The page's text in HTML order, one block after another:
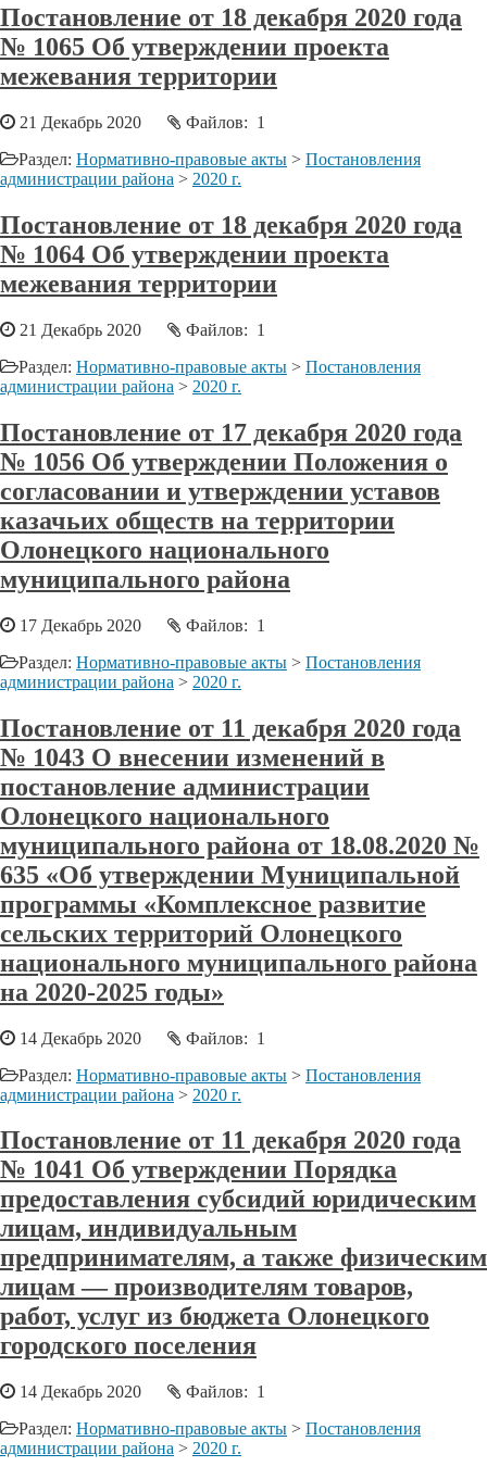
Постановление от 18 декабря 2020 года
№ 1065 Об утверждении проекта
межевания территории
21 Декабрь 2020
Файлов: 1
Раздел: Нормативно-правовые акты > Постановления
администрации района > 2020 г.
Постановление от 18 декабря 2020 года
№ 1064 Об утверждении проекта
межевания территории
21 Декабрь 2020
Файлов: 1
Раздел: Нормативно-правовые акты > Постановления
администрации района > 2020 г.
Постановление от 17 декабря 2020 года
№ 1056 Об утверждении Положения о
согласовании и утверждении уставов
казачьих обществ на территории
Олонецкого национального
муниципального района
17 Декабрь 2020
Файлов: 1
Раздел: Нормативно-правовые акты > Постановления
администрации района > 2020 г.
Постановление от 11 декабря 2020 года
№ 1043 О внесении изменений в
постановление администрации
Олонецкого национального
муниципального района от 18.08.2020 №
635 «Об утверждении Муниципальной
программы «Комплексное развитие
сельских территорий Олонецкого
национального муниципального района
на 2020-2025 годы»
14 Декабрь 2020
Файлов: 1
Раздел: Нормативно-правовые акты > Постановления
администрации района > 2020 г.
Постановление от 11 декабря 2020 года
№ 1041 Об утверждении Порядка
предоставления субсидий юридическим
лицам, индивидуальным
предпринимателям, а также физическим
лицам — производителям товаров,
работ, услуг из бюджета Олонецкого
городского поселения
14 Декабрь 2020
Файлов: 1
Раздел: Нормативно-правовые акты > Постановления
администрации района > 2020 г.